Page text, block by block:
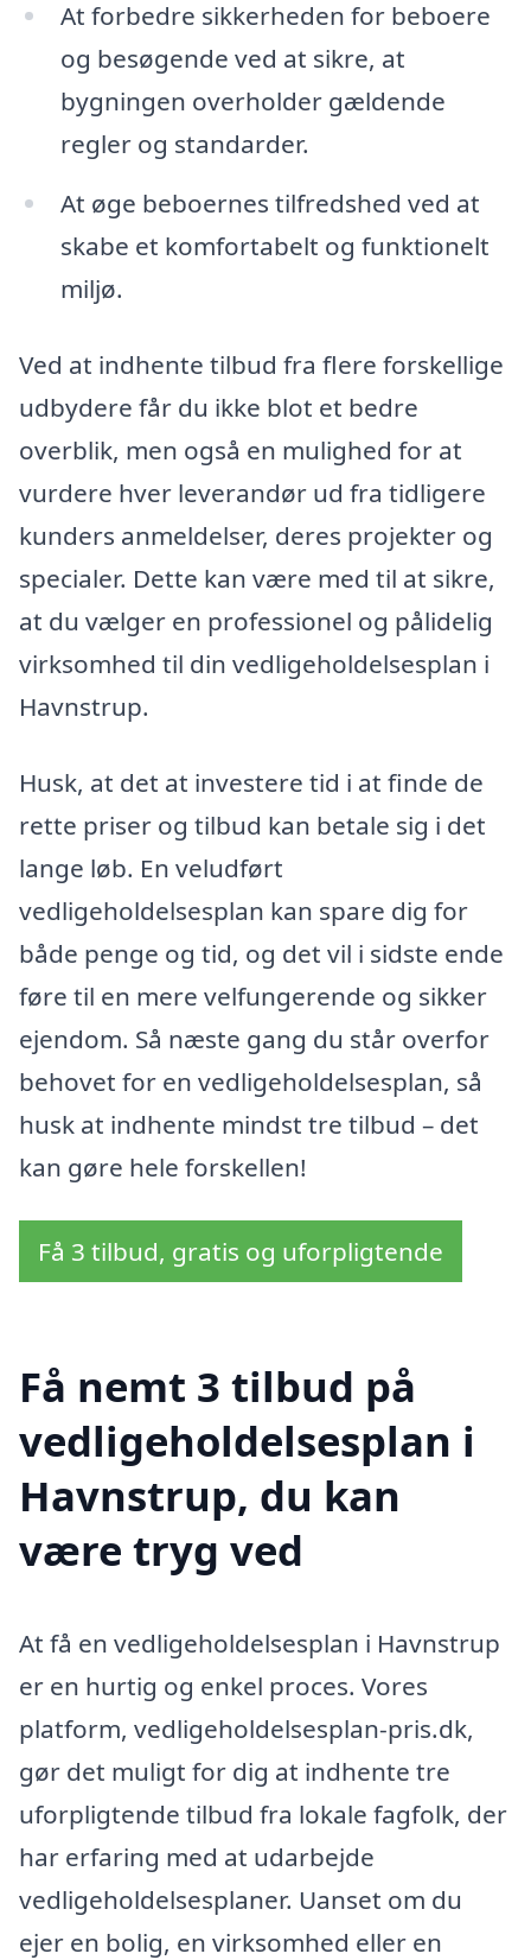
At forbedre sikkerheden for beboere
og besøgende ved at sikre, at
bygningen overholder gældende
regler og standarder.
At øge beboernes tilfredshed ved at
skabe et komfortabelt og funktionelt
miljø.
Ved at indhente tilbud fra flere forskellige
udbydere får du ikke blot et bedre
overblik, men også en mulighed for at
vurdere hver leverandør ud fra tidligere
kunders anmeldelser, deres projekter og
specialer. Dette kan være med til at sikre,
at du vælger en professionel og pålidelig
virksomhed til din vedligeholdelsesplan i
Havnstrup.
Husk, at det at investere tid i at finde de
rette priser og tilbud kan betale sig i det
lange løb. En veludført
vedligeholdelsesplan kan spare dig for
både penge og tid, og det vil i sidste ende
føre til en mere velfungerende og sikker
ejendom. Så næste gang du står overfor
behovet for en vedligeholdelsesplan, så
husk at indhente mindst tre tilbud – det
kan gøre hele forskellen!
Få 3 tilbud, gratis og uforpligtende
Få nemt 3 tilbud på
vedligeholdelsesplan i
Havnstrup, du kan
være tryg ved
At få en vedligeholdelsesplan i Havnstrup
er en hurtig og enkel proces. Vores
platform, vedligeholdelsesplan-pris.dk,
gør det muligt for dig at indhente tre
uforpligtende tilbud fra lokale fagfolk, der
har erfaring med at udarbejde
vedligeholdelsesplaner. Uanset om du
ejer en bolig, en virksomhed eller en